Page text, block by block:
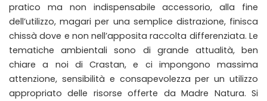
pratico ma non indispensabile accessorio, alla fine
dell’utilizzo, magari per una semplice distrazione, finisca
chissà dove e non nell’apposita raccolta differenziata. Le
tematiche ambientali sono di grande attualità, ben
chiare a noi di Crastan, e ci impongono massima
attenzione, sensibilità e consapevolezza per un utilizzo
appropriato delle risorse offerte da Madre Natura. Si